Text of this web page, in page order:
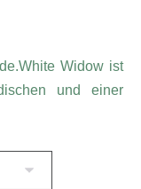
Widow ist
und einer